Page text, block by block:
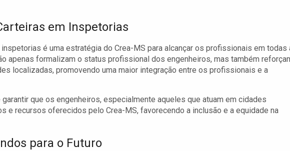
em Inspetorias
é uma estratégia do Crea-MS para alcançar os profissionais em todas
apenas formalizam o status profissional dos engenheiros, mas também
localizadas, promovendo uma maior integração entre os profissionais e a
que os engenheiros, especialmente aqueles que atuam em cidades
e recursos oferecidos pelo Crea-MS, favorecendo a inclusão e a equidade na
para o Futuro